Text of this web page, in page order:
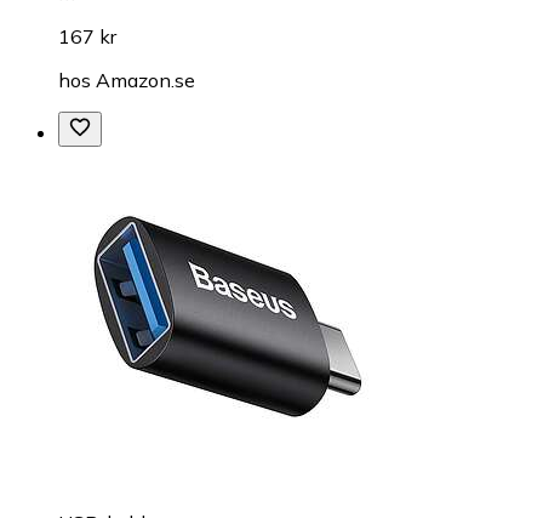
167 kr
hos Amazon.se